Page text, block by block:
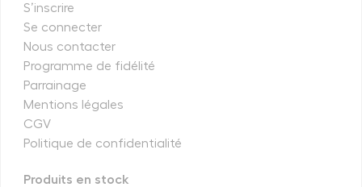
S’inscrire
Se connecter
Nous contacter
Programme de fidélité
Parrainage
Mentions légales
CGV
Politique de confidentialité
Produits en stock